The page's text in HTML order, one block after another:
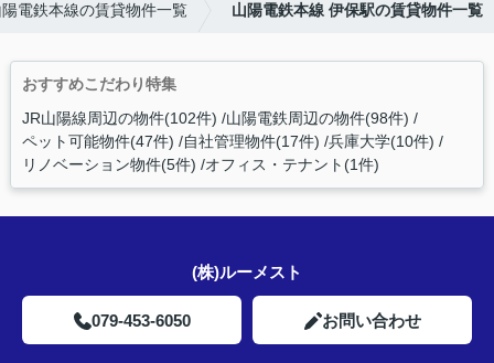
電鉄本線の賃貸物件一覧 山陽電鉄本線 伊保駅の賃貸物件一覧
おすすめこだわり特集
JR山陽線周辺の物件(102件) 山陽電鉄周辺の物件(98件)
ペット可能物件(47件) 自社管理物件(17件) 兵庫大学(10件)
リノベーション物件(5件) オフィス・テナント(1件)
(株)ルーメスト
079-453-6050 お問い合わせ